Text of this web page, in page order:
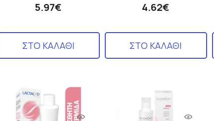
5.97€
ΣΤΟ ΚΑΛΑΘΙ
4.62€
ΣΤΟ ΚΑΛΑΘΙ